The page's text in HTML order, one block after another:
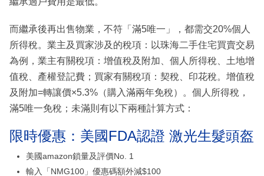
而繼承後再出售物業，不符「滿5唯一」，都需交20%個人
所得稅。業主及買家涉及的稅項：以珠海二手住宅買賣交易
為例，業主有關稅項：增值稅及附加、個人所得稅、土地增
值稅、產權登記費；買家有關稅項：契稅、印花稅。增值稅
及附加=轉讓價×5.3%（購入滿兩年免稅）。個人所得稅，
滿5唯一免稅；未滿則有以下兩種計算方式：
限時優惠：美國FDA認證 激光生髮頭盔
美國amazon鎖量及評價No. 1
輸入「NMG100」優惠碼額外減$100